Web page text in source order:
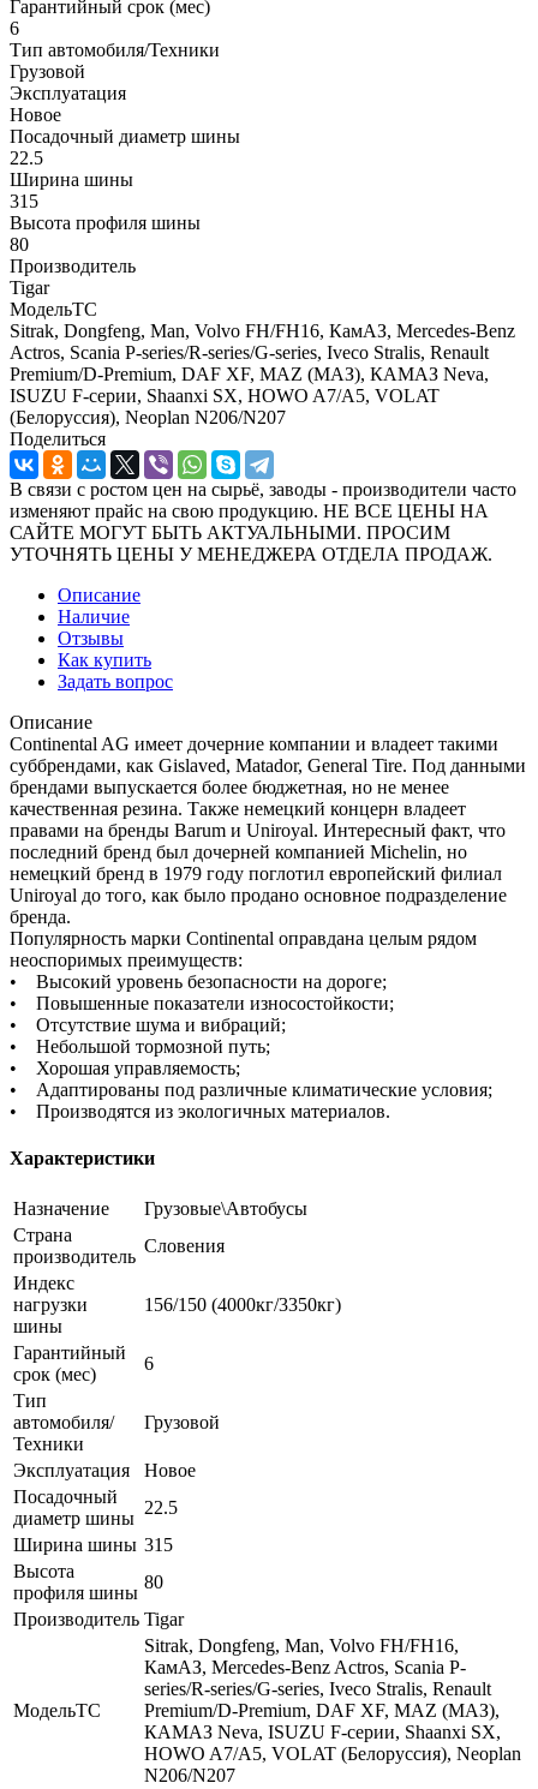
Гарантийный срок (мес)
6
Тип автомобиля/Техники
Грузовой
Эксплуатация
Новое
Посадочный диаметр шины
22.5
Ширина шины
315
Высота профиля шины
80
Производитель
Tigar
МодельТС
Sitrak, Dongfeng, Man, Volvo FH/FH16, КамАЗ, Mercedes-Benz
Actros, Scania P-series/R-series/G-series, Iveco Stralis, Renault
Premium/D-Premium, DAF XF, MAZ (МАЗ), КАМАЗ Neva,
ISUZU F-серии, Shaanxi SX, HOWO A7/A5, VOLAT
(Белоруссия), Neoplan N206/N207
Поделиться
В связи с ростом цен на сырьё, заводы - производители часто
изменяют прайс на свою продукцию. НЕ ВСЕ ЦЕНЫ НА
САЙТЕ МОГУТ БЫТЬ АКТУАЛЬНЫМИ. ПРОСИМ
УТОЧНЯТЬ ЦЕНЫ У МЕНЕДЖЕРА ОТДЕЛА ПРОДАЖ.
Описание
Наличие
Отзывы
Как купить
Задать вопрос
Описание
Continental AG имеет дочерние компании и владеет такими
суббрендами, как Gislaved, Matador, General Tire. Под данными
брeндами выпускается более бюджeтная, но не менее
качественная резина. Также немецкий концерн владеет
правами на бренды Barum и Uniroyal. Интересный фaкт, что
последний бренд был дочерней компанией Michelin, но
немецкий бренд в 1979 году поглотил европейский филиал
Uniroyal до того, кaк было продано основное подразделение
бренда.
Популярность марки Continental оправдана целым рядом
неоспоримых преимуществ:
• Высокий уровень безопасности на дороге;
• Повышенные показатели износостойкости;
• Отсутствие шума и вибраций;
• Небольшой тормозной путь;
• Хорошая управляемость;
• Адаптированы под различные климатические условия;
• Производятся из экологичных материалов.
Характеристики
Назначение
Грузовые\Автобусы
Страна
производитель
Словения
Индекс
нагрузки
шины
156/150 (4000кг/3350кг)
Гарантийный
срок (мес)
6
Тип
автомобиля/
Техники
Грузовой
Эксплуатация
Новое
Посадочный
диаметр шины
22.5
Ширина шины 315
Высота
профиля шины
80
Производитель Tigar
МодельТС
Sitrak, Dongfeng, Man, Volvo FH/FH16,
КамАЗ, Mercedes-Benz Actros, Scania P-
series/R-series/G-series, Iveco Stralis, Renault
Premium/D-Premium, DAF XF, MAZ (МАЗ),
КАМАЗ Neva, ISUZU F-серии, Shaanxi SX,
HOWO A7/A5, VOLAT (Белоруссия), Neoplan
N206/N207